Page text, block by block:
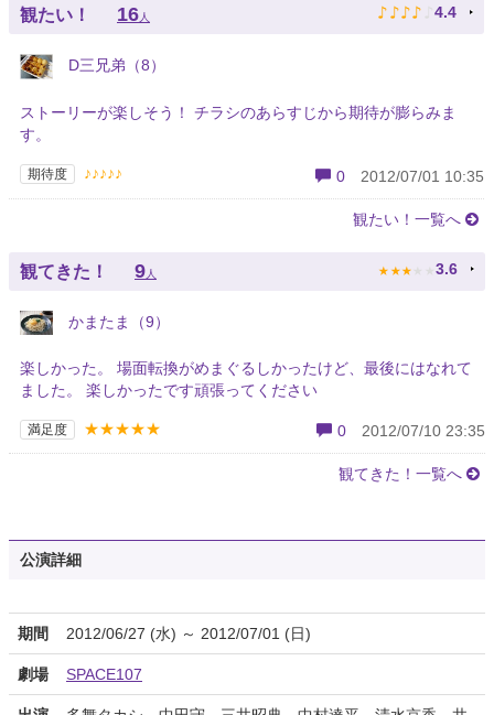
観たい！ 16人 ♪ ♪ ♪ ♪ ♪ 4.4
D三兄弟（8）
ストーリーが楽しそう！ チラシのあらすじから期待が膨らみま
す。
期待度 ♪♪♪♪♪ 0 2012/07/01 10:35
観たい！一覧へ
観てきた！ 9 人 ★ ★ ★ ★ ★ 3.6
かまたま（9）
楽しかった。 場面転換がめまぐるしかったけど、最後にはなれて
ました。 楽しかったです頑張ってください
満足度 ★★★★★ 0 2012/07/10 23:35
観てきた！一覧へ
公演詳細
期間 2012/06/27 (水) ～ 2012/07/01 (日)
劇場 SPACE107